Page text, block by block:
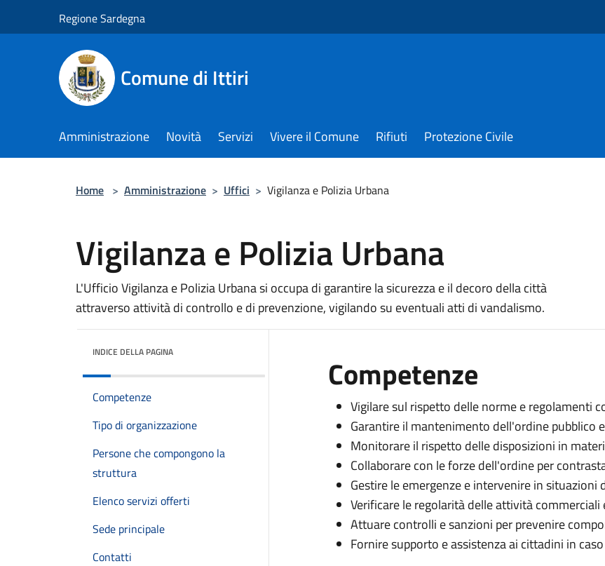
Regione Sardegna
Comune di Ittiri
Amministrazione Novità Servizi Vivere il Comune Rifiuti Protezione Civile
Home > Amministrazione > Uffici > Vigilanza e Polizia Urbana
Vigilanza e Polizia Urbana
L'Ufficio Vigilanza e Polizia Urbana si occupa di garantire la sicurezza e il decoro della città
attraverso attività di controllo e di prevenzione, vigilando su eventuali atti di vandalismo.
INDICE DELLA PAGINA
Competenze
Tipo di organizzazione
Persone che compongono la
struttura
Elenco servizi offerti
Sede principale
Contatti
Competenze
Vigilare sul rispetto delle norme e regolamenti
Garantire il mantenimento dell'ordine pubblico
Monitorare il rispetto delle disposizioni in
Collaborare con le forze dell'ordine per
Gestire le emergenze e intervenire in situazioni
Verificare le regolarità delle attività
Attuare controlli e sanzioni per prevenire
Fornire supporto e assistenza ai cittadini in